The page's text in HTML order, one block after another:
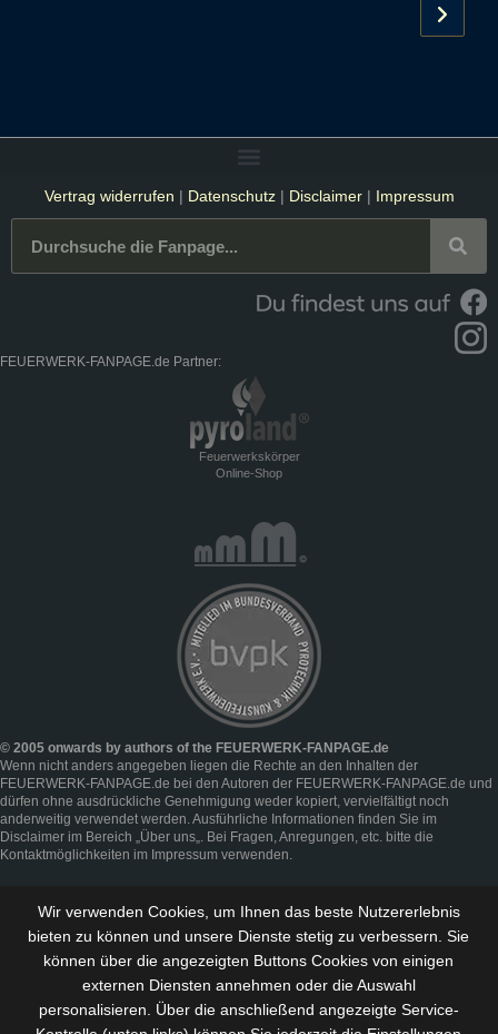
Vertrag widerrufen | Datenschutz| Disclaimer| Impressum
FEUERWERK-FANPAGE.de Partner:
Feuerwerkskörper
Online-Shop
© 2005 onwards by authors of the FEUERWERK-FANPAGE.de
Wenn nicht anders angegeben liegen die Rechte an den Inhalten der
FEUERWERK-FANPAGE.de bei den Autoren der FEUERWERK-FANPAGE.de und
dürfen ohne ausdrückliche Genehmigung weder kopiert, vervielfältigt noch
anderweitig verwendet werden. Ausführliche Informationen finden Sie im
Disclaimer im Bereich „Über uns„. Bei Fragen, Anregungen, etc. bitte die
Kontaktmöglichkeiten im Impressum verwenden.
Wir verwenden Cookies, um Ihnen das beste Nutzererlebnis
bieten zu können und unsere Dienste stetig zu verbessern . Sie
können über die angezeigten Buttons Cookies von einigen
externen Diensten annehmen oder die Auswahl
personalisieren. Über die anschließend angezeigte Service-